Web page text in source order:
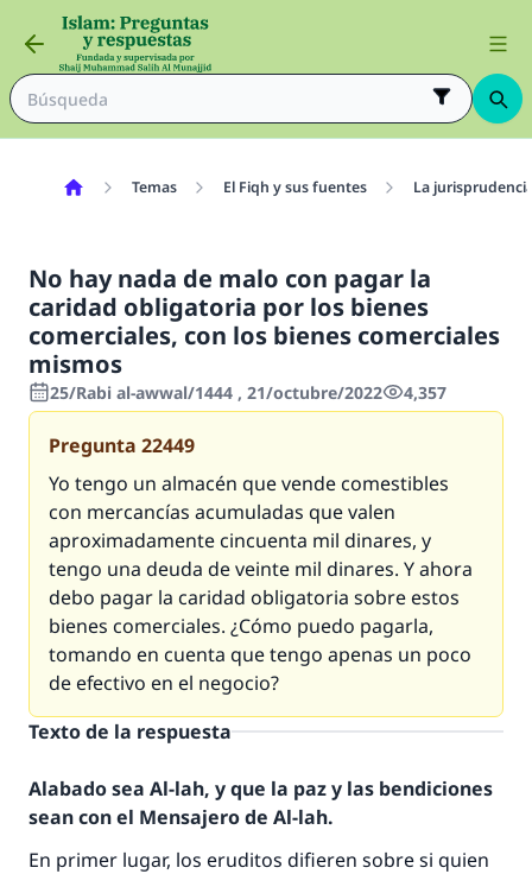
Temas El Fiqh y sus fuentes La
No hay nada de malo con pagar la
caridad obligatoria por los bienes
comerciales, con los bienes comerciales
mismos
25/Rabi al-awwal/1444 , 21/octubre/2022 4,357
Pregunta 22449
Yo tengo un almacén que vende comestibles
con mercancías acumuladas que valen
aproximadamente cincuenta mil dinares, y
tengo una deuda de veinte mil dinares. Y ahora
debo pagar la caridad obligatoria sobre estos
bienes comerciales. ¿Cómo puedo pagarla,
tomando en cuenta que tengo apenas un poco
de efectivo en el negocio?
Texto de la respuesta
Alabado sea Al-lah, y que la paz y las bendiciones
sean con el Mensajero de Al-lah.
En primer lugar, los eruditos difieren sobre si quien